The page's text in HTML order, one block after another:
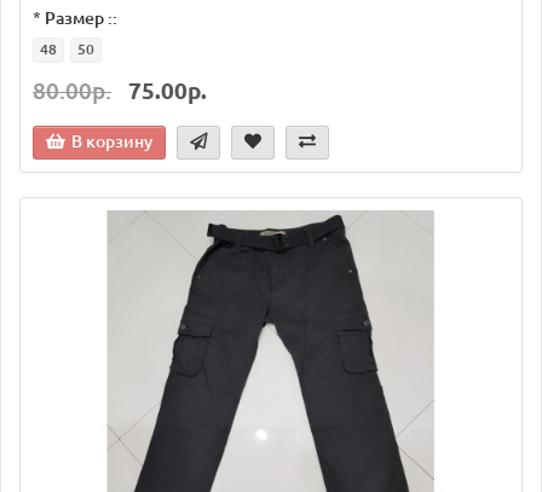
* Размер ::
48 50
80.00р. 75.00р.
В корзину